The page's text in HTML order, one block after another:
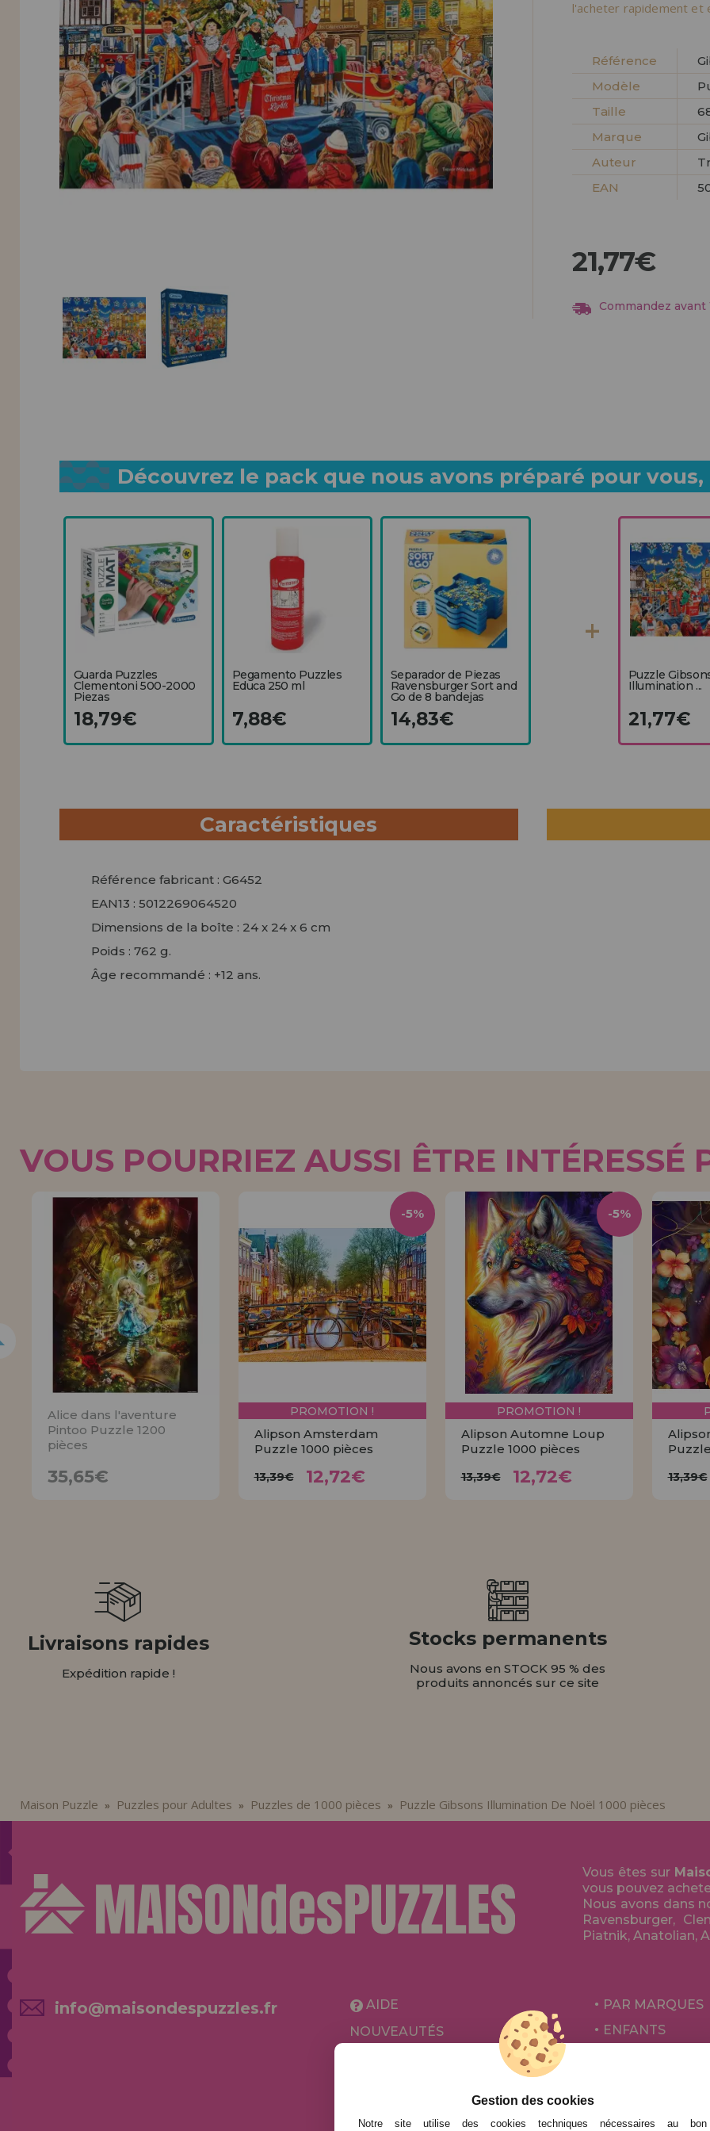
INFORMATION
info@maisondespuzzles.fr
Allez-y! Nous vous attendions.
NOUVEAU CLIENT
Allez-y! Nous vous
l'acheter rapidement et
Référence
Modèle
Taille
Marque
Auteur
EAN
21,77€
Commandez
Découvrez le pack que nous avons préparé pour
Guarda Puzzles
Clementoni 500-2000
Piezas
18,79€
Pegamento Puzzles
Educa 250 ml
7,88€
Separador de Piezas
Ravensburger Sort and
Go de 8 bandejas
14,83€
Puzzle
Illumination ...
21,77€
Caractéristiques
Référence fabricant : G6452
EAN13 : 5012269064520
Dimensions de la boîte : 24 x 24 x 6 cm
Poids : 762 g.
Âge recommandé : +12 ans.
VOUS POURRIEZ AUSSI ÊTRE INTÉRESSÉ
Alice dans l'aventure
Pintoo Puzzle 1200
pièces
35,65€
PROMOTION !
Alipson Amsterdam
Puzzle 1000 pièces
13,39€ 12,72€
-5%
PROMOTION !
Alipson Automne Loup
Puzzle 1000 pièces
13,39€ 12,72€
-5%
13,39€
Livraisons rapides
Expédition rapide !
Stocks permanents
Nous avons en STOCK 95 % des
produits annoncés sur ce site
Maison Puzzle » Puzzles pour Adultes » Puzzles de 1000 pièces » Puzzle Gibsons Illumination De Noël 1000 pièces
Vous êtes sur
vous pouvez
Nous avons dans
Ravensburger,
Piatnik, Anatolian,
info@maisondespuzzles.fr
AIDE
NOUVEAUTÉS
PROMOTIONS ET OFFRES
PAR MARQUES
ENFANTS
Gestion des cookies
Notre site utilise des cookies techniques nécessaires au bon